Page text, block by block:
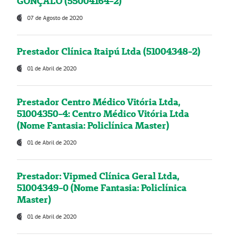
07 de Agosto de 2020
Prestador Clínica Itaipú Ltda (51004348-2)
01 de Abril de 2020
Prestador Centro Médico Vitória Ltda,
51004350-4: Centro Médico Vitória Ltda
(Nome Fantasia: Policlínica Master)
01 de Abril de 2020
Prestador: Vipmed Clínica Geral Ltda,
51004349-0 (Nome Fantasia: Policlínica
Master)
01 de Abril de 2020